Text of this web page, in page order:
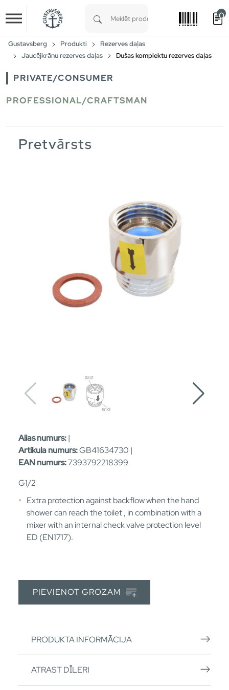
Skip to main content
0
Gustavsberg Produkti
Rezerves daļas
Jaucējkrānu rezerves daļas
Dušas komplektu rezerves daļas
PRIVATE/CONSUMER
PROFESSIONAL/CRAFTSMAN
Pretvārsts
Alias numurs:|
Artikula numurs:GB41634730 |
EAN numurs:7393792218399
G1/2
Extra protection against backflow when the hand
shower can reach the toilet , in combination with a
mixer with an internal check valve protection level
ED (EN1717).
PIEVIENOT GROZAM
PRODUKTA INFORMĀCIJA
ATRAST DĪLERI